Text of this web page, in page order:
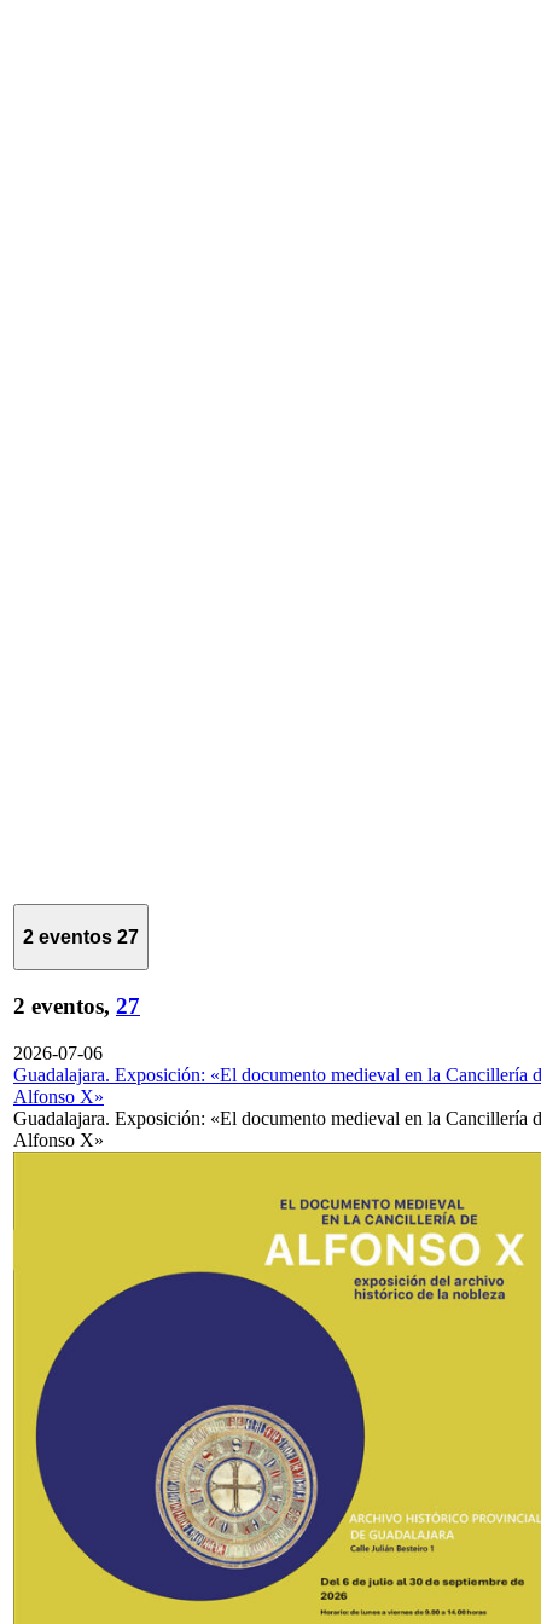
2 eventos 27
2 eventos, 27
2026-07-06
Guadalajara. Exposición: «El documento medieval en la Cancillería
Alfonso X»
Guadalajara. Exposición: «El documento medieval en la Cancillería
Alfonso X»